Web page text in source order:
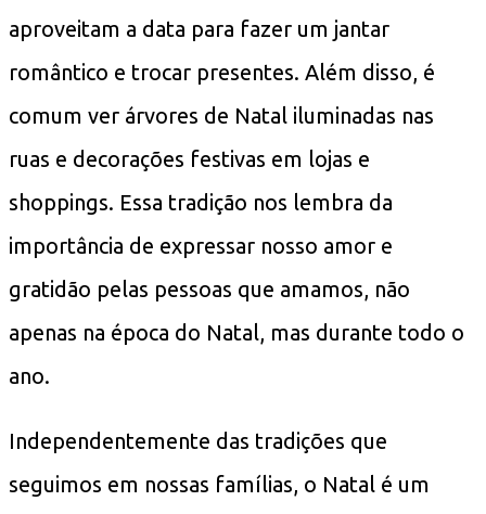
aproveitam a data para fazer um jantar
romântico e trocar presentes. Além disso, é
comum ver árvores de Natal iluminadas nas
ruas e decorações festivas em lojas e
shoppings. Essa tradição nos lembra da
importância de expressar nosso amor e
gratidão pelas pessoas que amamos, não
apenas na época do Natal, mas durante todo o
ano.
Independentemente das tradições que
seguimos em nossas famílias, o Natal é um